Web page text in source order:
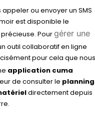
ou envoyer un SMS
est disponible le
Pourgérer une
outil collaboratif en ligne
pour cela que nous
application cuma
de consulter le planning
directement depuis